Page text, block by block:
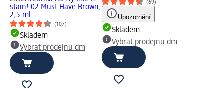
stain! 02 Must Have Brown,
2,5 ml
(107)
Skladem
Vybrat prodejnu dm
(69)
Upozornění
Skladem
Vybrat prodejnu dm